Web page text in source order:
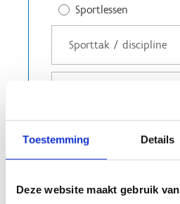
Toestemming Details
Deze website maakt gebruik
Sportlessen